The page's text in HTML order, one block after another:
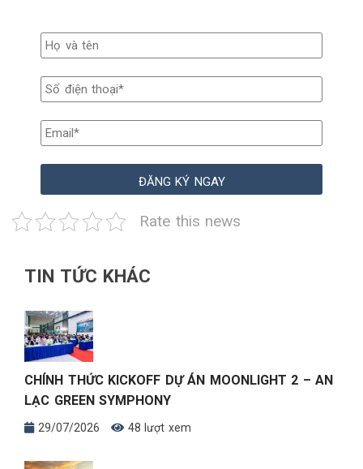
Rate this news
TIN TỨC KHÁC
CHÍNH THỨC KICKOFF DỰ ÁN MOONLIGHT 2 – AN
LẠC GREEN SYMPHONY
29/07/2026 48 lượt xem